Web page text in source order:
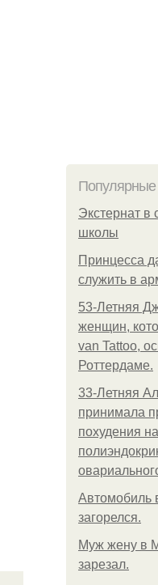
Экстернат в
школы
Принцесса
служить в
53-Летняя
женщин,
van Tattoo,
Роттердаме.
33-Летняя
принимала
похудения
Автомобиль
загорелся.
Mуж жену в
зарезал.